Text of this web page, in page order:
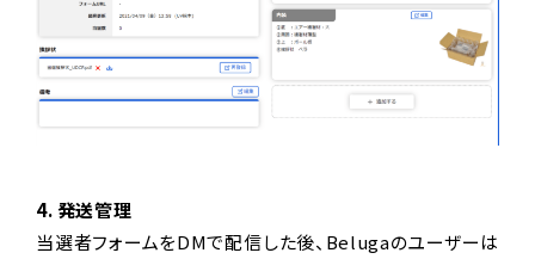
4. 発送管理
当選者フォームをDMで配信した後、Belugaのユーザーは